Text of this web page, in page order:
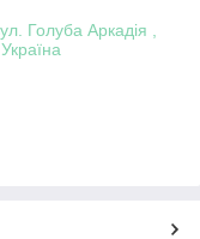
Голуба Аркадія ,